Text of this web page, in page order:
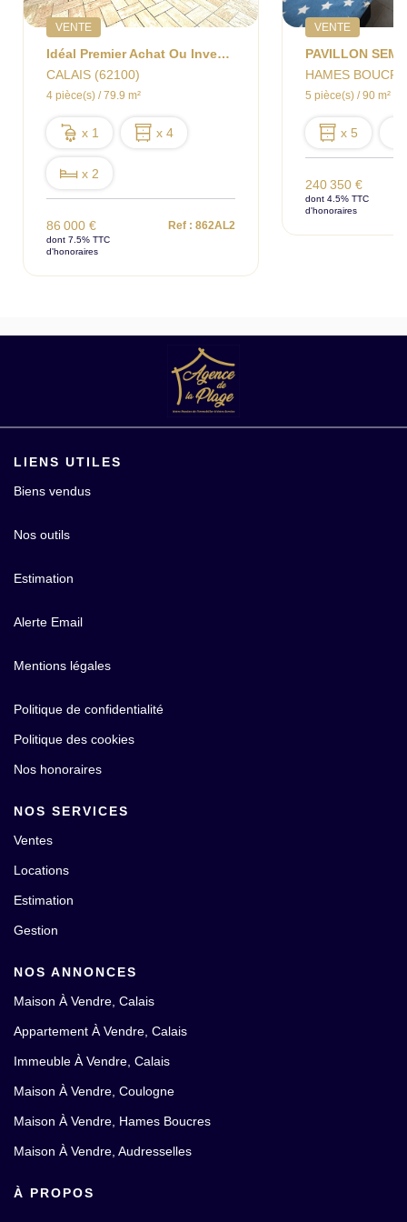
VENTE
Idéal Premier Achat Ou Investissement Locatif.
CALAIS (62100)
4 pièce(s) / 79.9 m²
x 1 x 4
x 2
86 000 €
dont 7.5% TTC
d'honoraires
Ref : 862AL2
VENTE
HAMES
5 pièce(s) / 90 m²
x 5
240 350 €
dont 4.5% TTC
d'honoraires
LIENS UTILES
Biens vendus
Nos outils
Estimation
Alerte Email
Mentions légales
Politique de confidentialité
Politique des cookies
Nos honoraires
NOS SERVICES
Ventes
Locations
Estimation
Gestion
NOS ANNONCES
Maison À Vendre, Calais
Appartement À Vendre, Calais
Immeuble À Vendre, Calais
Maison À Vendre, Coulogne
Maison À Vendre, Hames Boucres
Maison À Vendre, Audresselles
À PROPOS